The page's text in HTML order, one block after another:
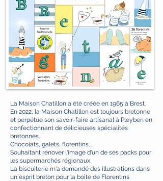
La Maison Chatillon a été créée en 1965 à Brest.
En 2022, la Maison Chatillon est toujours bretonne
et perpétue son savoir-faire artisanal à Pleyben en
confectionnant de délicieuses spécialités
bretonnes.
Chocolats, galets, florentins...
Souhaitant rénover l'image d'un de ses packs pour
les supermarchés régionaux,
La biscuiterie m'a demandé des illustrations dans
un esprit breton pour la boîte de Florentins.